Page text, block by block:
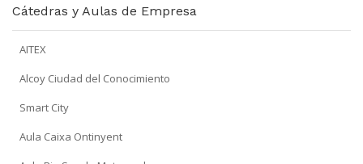
Cátedras y Aulas de Empresa
AITEX
Alcoy Ciudad del Conocimiento
Smart City
Aula Caixa Ontinyent